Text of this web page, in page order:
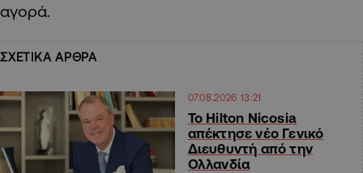
αγορά.
ΣΧΕΤΙΚΑ ΑΡΘΡΑ
07.08.2026 13:21
Το Hilton Nicosia
απέκτησε νέο Γενικό
Διευθυντή από την
Ολλανδία